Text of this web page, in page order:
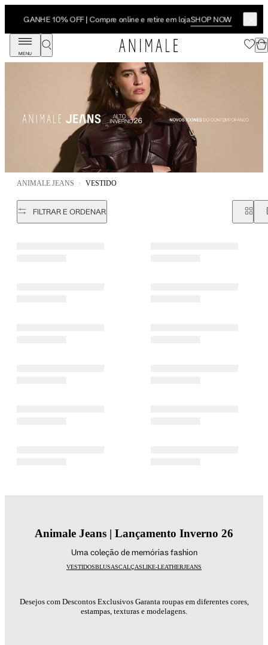
GANHE 10% OFF | Compre online e retire em lojaSHOP NOW
MENU
ANIMALE JEANS VESTIDO
FILTRAR E ORDENAR
Animale Jeans | Lançamento Inverno 26
Uma coleção de memórias fashion
VESTIDOSBLUSASCALÇASLIKE-LEATHERJEANS
Desejos com Descontos Exclusivos Garanta roupas em diferentes cores,
estampas, texturas e modelagens.